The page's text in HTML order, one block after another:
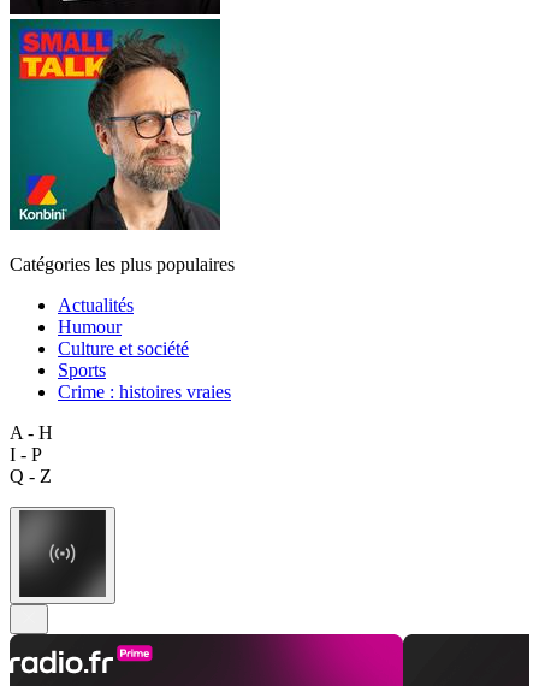
Catégories les plus populaires
Actualités
Humour
Culture et société
Sports
Crime : histoires vraies
A - H
I - P
Q - Z